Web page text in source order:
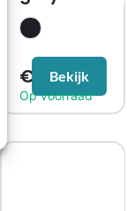
€ 249,99
Bekijk